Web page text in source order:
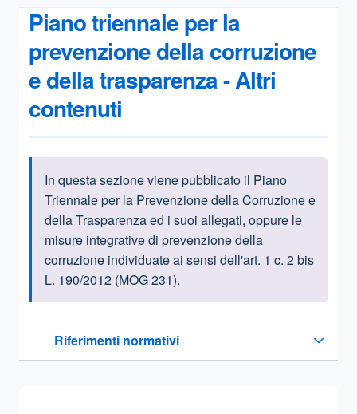
Piano triennale per la
prevenzione della corruzione
e della trasparenza - Altri
contenuti
Informazioni introduttive
In questa sezione viene pubblicato il Piano
Triennale per la Prevenzione della Corruzione e
della Trasparenza ed i suoi allegati, oppure le
misure integrative di prevenzione della
corruzione individuate ai sensi dell'art. 1 c. 2 bis
L. 190/2012 (MOG 231).
Riferimenti normativi
Sezione compressa